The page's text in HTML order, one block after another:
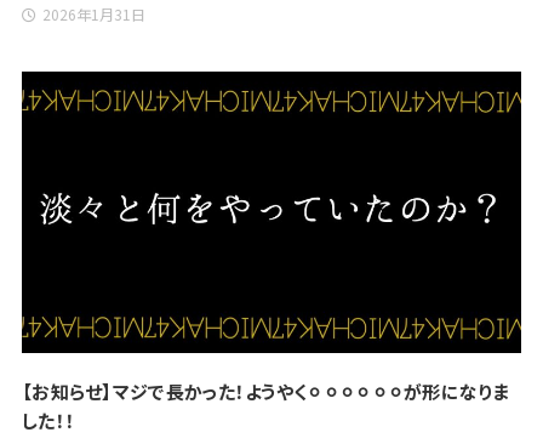
2026年1月31日
【お知らせ】マジで長かった！ようやく⚪︎⚪︎⚪︎⚪︎⚪︎⚪︎が形になりま
した！！